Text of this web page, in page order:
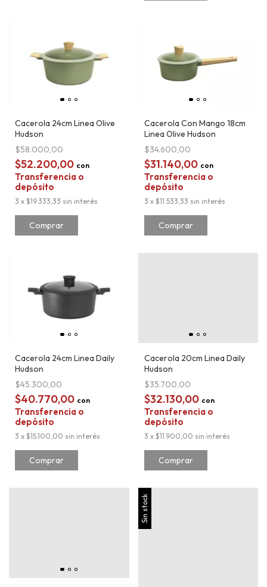
Cacerola 24cm Linea Olive
Hudson
$58.000,00
$52.200,00 con
Transferencia o
depósito
3 x $19.333,33 sin interés
Cacerola Con Mango 18cm
Linea Olive Hudson
$34.600,00
$31.140,00 con
Transferencia o
depósito
3 x $11.533,33 sin interés
Cacerola 24cm Linea Daily
Hudson
$45.300,00
$40.770,00 con
Transferencia o
depósito
3 x $15.100,00 sin interés
Cacerola 20cm Linea Daily
Hudson
$35.700,00
$32.130,00 con
Transferencia o
depósito
3 x $11.900,00 sin interés
Sin stock